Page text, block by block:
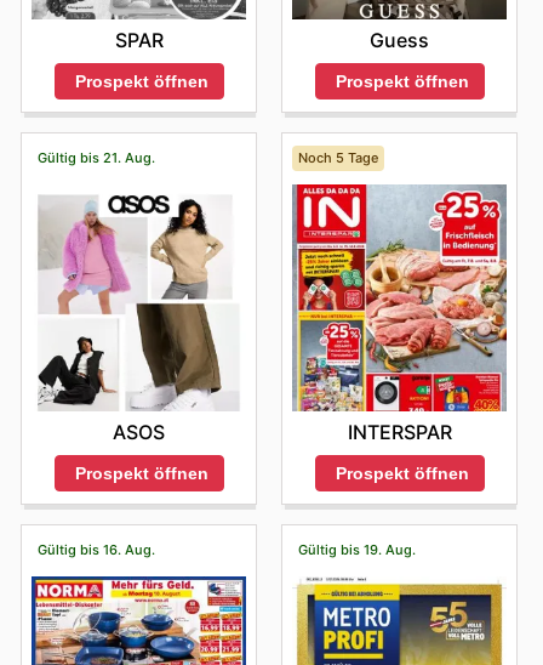
SPAR
Prospekt öffnen
Guess
Prospekt öffnen
Gültig bis 21. Aug.
ASOS
Prospekt öffnen
Noch 5 Tage
INTERSPAR
Prospekt öffnen
Gültig bis 16. Aug. Gültig bis 19. Aug.